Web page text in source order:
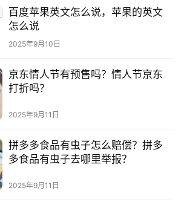
百度苹果英文怎么说，苹果的英文
怎么说
2025年9月10日
京东情人节有预售吗？情人节京东
打折吗？
2025年9月11日
拼多多食品有虫子怎么赔偿？拼多
多食品有虫子去哪里举报？
2025年9月11日